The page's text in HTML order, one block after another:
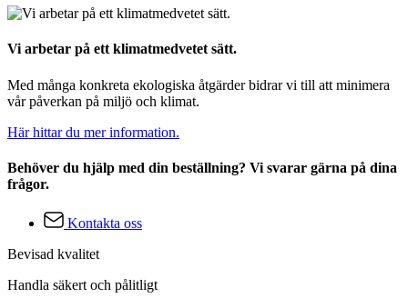
Vi arbetar på ett klimatmedvetet sätt.
Med många konkreta ekologiska åtgärder bidrar vi till att minimera
vår påverkan på miljö och klimat.
Här hittar du mer information.
Behöver du hjälp med din beställning? Vi svarar gärna på dina
frågor.
Kontakta oss
Bevisad kvalitet
Handla säkert och pålitligt